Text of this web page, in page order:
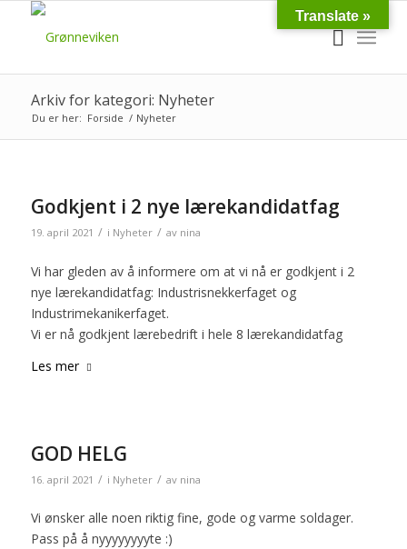
Arkiv for kategori: Nyheter
Du er her: Forside / Nyheter
Godkjent i 2 nye lærekandidatfag
19. april 2021 / i Nyheter / av nina
Vi har gleden av å informere om at vi nå er godkjent i 2
nye lærekandidatfag: Industrisnekkerfaget og
Industrimekanikerfaget.
Vi er nå godkjent lærebedrift i hele 8 lærekandidatfag
Les mer
GOD HELG
16. april 2021 / i Nyheter / av nina
Vi ønsker alle noen riktig fine, gode og varme soldager.
Pass på å nyyyyyyyyte :)
Translate »